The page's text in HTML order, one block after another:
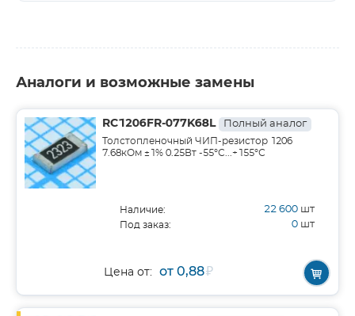
Аналоги и возможные замены
RC1206FR-077K68L Полный аналог
Толстопленочный ЧИП-резистор 1206
7.68кОм ±1% 0.25Вт -55°С...+155°С
Наличие: 22 600 шт
Под заказ: 0 шт
Цена от: от 0,88₽